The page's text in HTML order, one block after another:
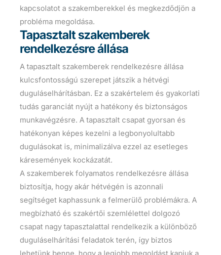
kapcsolatot a szakemberekkel és megkezdődjön a
probléma megoldása.
Tapasztalt szakemberek
rendelkezésre állása
A tapasztalt szakemberek rendelkezésre állása
kulcsfontosságú szerepet játszik a hétvégi
duguláselhárításban. Ez a szakértelem és gyakorlati
tudás garanciát nyújt a hatékony és biztonságos
munkavégzésre. A tapasztalt csapat gyorsan és
hatékonyan képes kezelni a legbonyolultabb
dugulásokat is, minimalizálva ezzel az esetleges
káresemények kockázatát.
A szakemberek folyamatos rendelkezésre állása
biztosítja, hogy akár hétvégén is azonnali
segítséget kaphassunk a felmerülő problémákra. A
megbízható és szakértői szemlélettel dolgozó
csapat nagy tapasztalattal rendelkezik a különböző
duguláselhárítási feladatok terén, így biztos